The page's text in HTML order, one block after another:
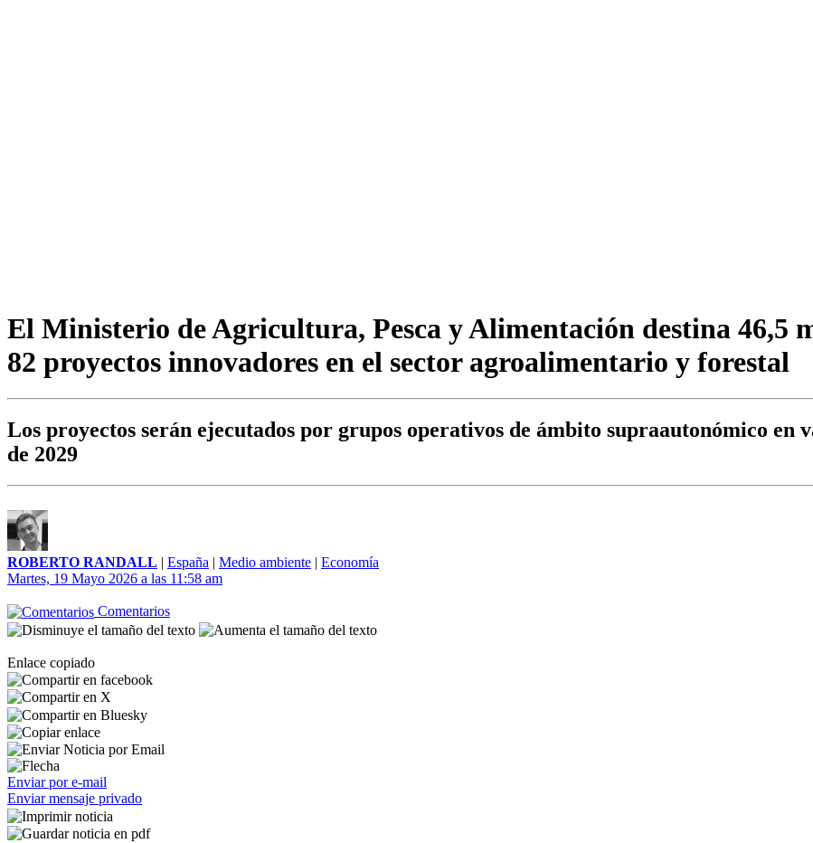
El Ministerio de Agricultura, Pesca y Alimentación destina 46,5
82 proyectos innovadores en el sector agroalimentario y forestal
Los proyectos serán ejecutados por grupos operativos de ámbito supraautonómico en
de 2029
ROBERTO RANDALL | España | Medio ambiente | Economía
Martes, 19 Mayo 2026 a las 11:58 am
Comentarios
Enlace copiado
Enviar por e-mail
Enviar mensaje privado